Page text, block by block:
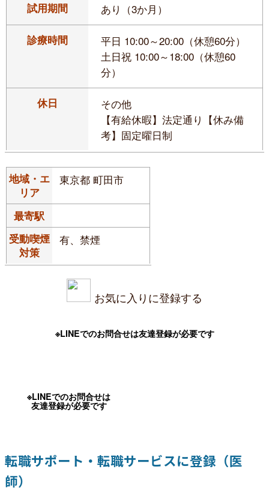
試用期間 あり（3か月）
診療時間
平日 10:00～20:00（休憩60分）
土日祝 10:00～18:00（休憩60
分）
休日
その他
【有給休暇】法定通り【休み備
考】固定曜日制
地域・エ
リア
東京都 町田市
最寄駅
受動喫煙
対策
有、禁煙
お気に入りに登録する
※LINEでのお問合せは友達登録が必要です
※LINEでのお問合せは
友達登録が必要です
転職サポート・転職サービスに登録（医
師）